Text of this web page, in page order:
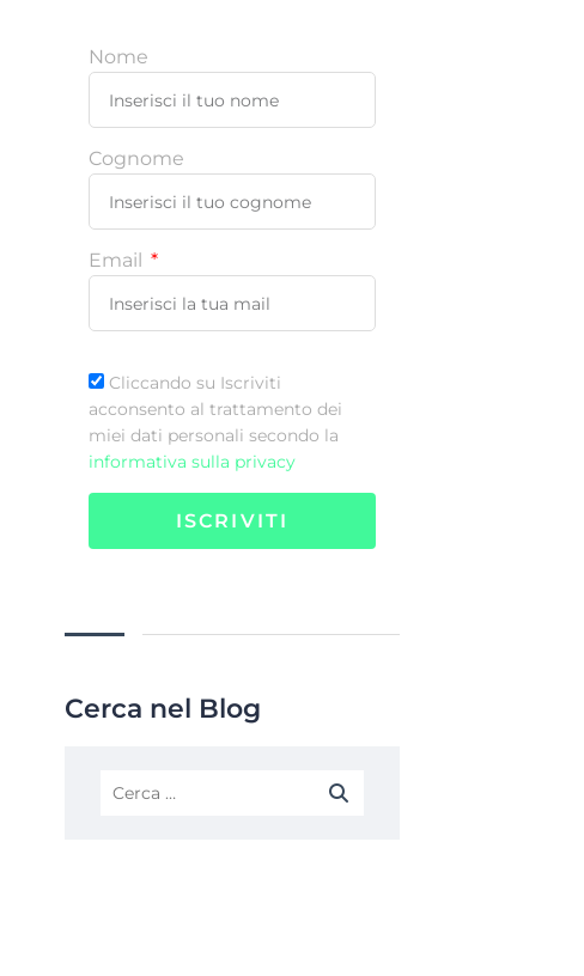
Nome
Cognome
Email
Cliccando su Iscriviti
acconsento al trattamento dei
miei dati personali secondo la
informativa sulla privacy
ISCRIVITI
Cerca nel Blog